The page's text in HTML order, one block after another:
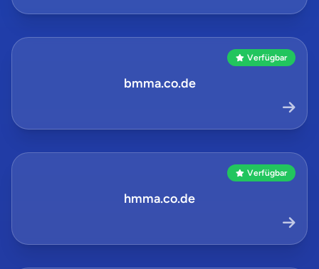
Verfügbar
bmma.co.de
Verfügbar
hmma.co.de